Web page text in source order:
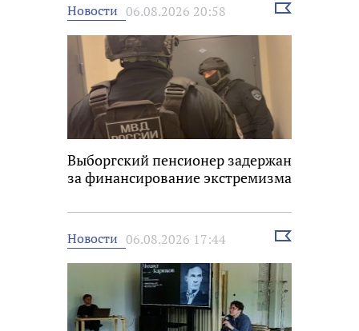
Новости 06.08.2026 20:58
Выбрать
Выборгский пенсионер задержан
за финансирование экстремизма
Новости 06.08.2026 17:44
Выбрать